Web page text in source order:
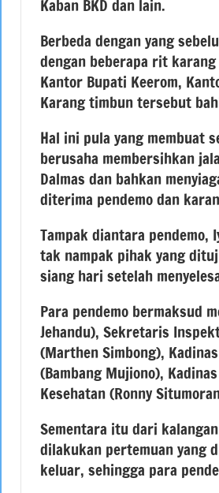
Kaban BKD dan lain.
Berbeda dengan yang
dengan beberapa rit
Kantor Bupati Keerom,
Karang timbun tersebut
Hal ini pula yang membuat
berusaha membersihkan
Dalmas dan bahkan
diterima pendemo dan
Tampak diantara pendemo,
tak nampak pihak yang
siang hari setelah
Para pendemo bermaksud
Jehandu), Sekretaris
(Marthen Simbong),
(Bambang Mujiono),
Kesehatan (Ronny
Sementara itu dari
dilakukan pertemuan yang
keluar, sehingga para